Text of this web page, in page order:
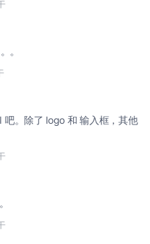
。
吧。除了 logo 和 输入框，其他